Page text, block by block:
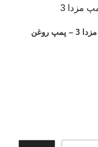
اویل پمپ مزدا 3 – پمپ روغن